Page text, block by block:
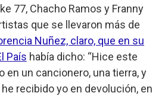
77, Chacho Ramos y Franny
que se llevaron más de
Nuñez, claro, que en su
País había dicho: “Hice este
en un cancionero, una tierra, y
recibido yo en devolución, en